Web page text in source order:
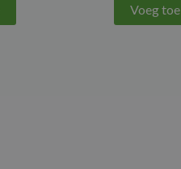
Voeg toe